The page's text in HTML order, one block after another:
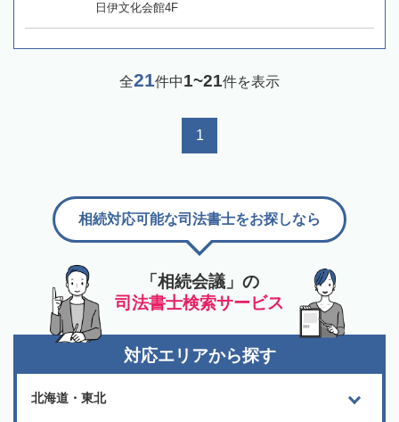
日伊文化会館4F
全21件中1~21件を表示
1
「相続会議」の
司法書士検索サービス
相続対応可能な司法書士をお探しなら
対応エリアから探す
北海道・東北